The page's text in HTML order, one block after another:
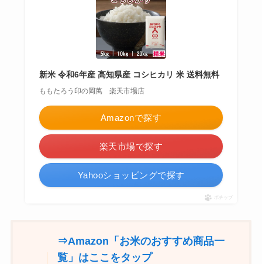
新米 令和6年産 高知県産 コシヒカリ 米 送料無料
ももたろう印の岡萬 楽天市場店
Amazonで探す
楽天市場で探す
Yahooショッピングで探す
ポチップ
⇒Amazon「お米のおすすめ商品一
覧」はここをタップ